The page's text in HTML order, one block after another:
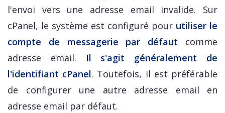
l'envoi vers une adresse email invalide. Sur
cPanel, le système est configuré pour utiliser le
compte de messagerie par défaut comme
adresse email. Il s'agit généralement de
l'identifiant cPanel. Toutefois, il est préférable
de configurer une autre adresse email en
adresse email par défaut.